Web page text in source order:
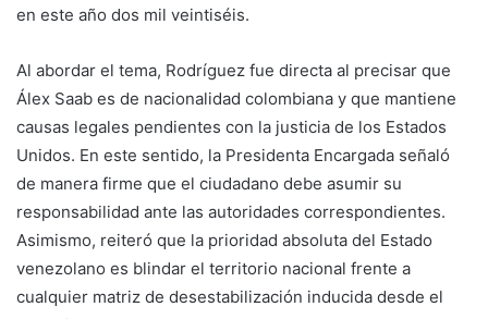
en este año dos mil veintiséis.
Al abordar el tema, Rodríguez fue directa al precisar que
Álex Saab es de nacionalidad colombiana y que mantiene
causas legales pendientes con la justicia de los Estados
Unidos. En este sentido, la Presidenta Encargada señaló
de manera firme que el ciudadano debe asumir su
responsabilidad ante las autoridades correspondientes.
Asimismo, reiteró que la prioridad absoluta del Estado
venezolano es blindar el territorio nacional frente a
cualquier matriz de desestabilización inducida desde el